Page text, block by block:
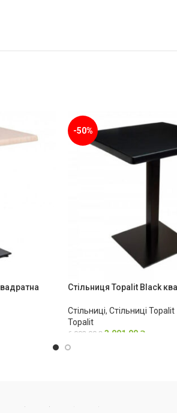
-50%
Стільниця Topalit Black
Стільниці, Стільниці Topalit
Topalit
6,002.00 ₴ 3,001.00 ₴